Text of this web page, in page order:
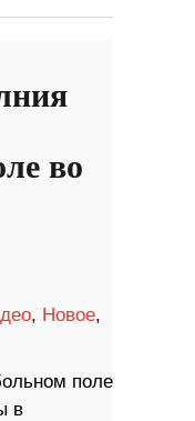
во
, Новое,
поле
в